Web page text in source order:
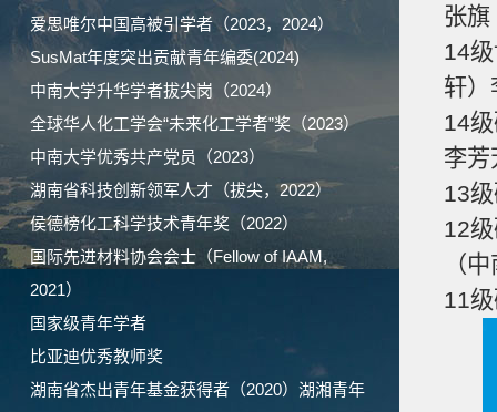
爱思唯尔中国高被引学者（2023，2024）
SusMat年度突出贡献青年编委(2024)
中南大学升华学者拔尖岗（2024）
全球华人化工学会“未来化工学者”奖（2023）
中南大学优秀共产党员（2023）
湖南省科技创新领军人才（拔尖，2022）
侯德榜化工科学技术青年奖（2022）
国际先进材料协会会士（Fellow of IAAM,
2021）
国家级青年学者
比亚迪优秀教师奖
湖南省杰出青年基金获得者（2020）湖湘青年
张
14
轩）
14
李芳
13
12
（
11